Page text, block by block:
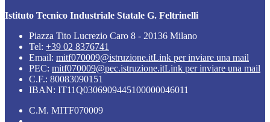
Istituto Tecnico Industriale Statale G. Feltrinelli
Piazza Tito Lucrezio Caro 8 - 20136 Milano
Tel: +39 02 8376741
Email: mitf070009@istruzione.itLink per inviare una mail
PEC: mitf070009@pec.istruzione.itLink per inviare una mail
C.F.: 80083090151
IBAN: IT11Q0306909445100000046011
C.M. MITF070009